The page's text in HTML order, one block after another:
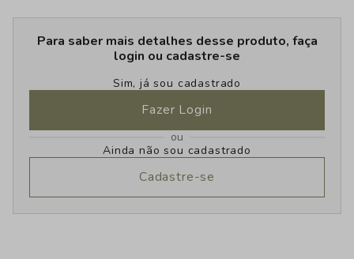
Para saber mais detalhes desse produto, faça
login ou cadastre-se
Sim, já sou cadastrado
Fazer Login
ou
Ainda não sou cadastrado
Cadastre-se